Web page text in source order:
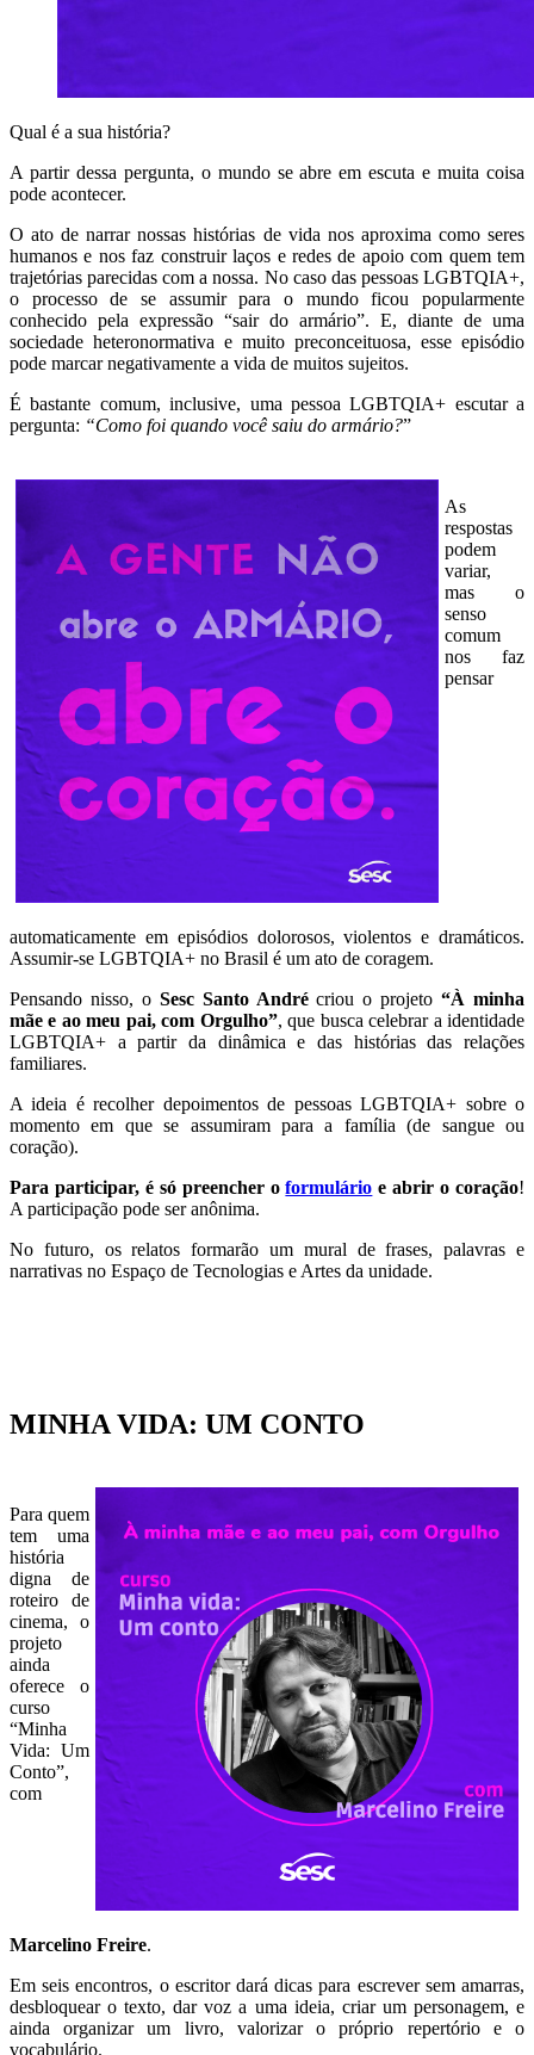
Qual é a sua história?
A partir dessa pergunta, o mundo se abre em escuta e muita coisa
pode acontecer.
O ato de narrar nossas histórias de vida nos aproxima como seres
humanos e nos faz construir laços e redes de apoio com quem tem
trajetórias parecidas com a nossa. No caso das pessoas LGBTQIA+,
o processo de se assumir para o mundo ficou popularmente
conhecido pela expressão “sair do armário”. E, diante de uma
sociedade heteronormativa e muito preconceituosa, esse episódio
pode marcar negativamente a vida de muitos sujeitos.
É bastante comum, inclusive, uma pessoa LGBTQIA+ escutar a
pergunta: “Como foi quando você saiu do armário?”
As
respostas
podem
variar,
mas o
senso
comum
nos faz
pensar
automaticamente em episódios dolorosos, violentos e dramáticos.
Assumir-se LGBTQIA+ no Brasil é um ato de coragem.
Pensando nisso, o Sesc Santo Andrécriou o projeto“À minha
mãe e ao meu pai, com Orgulho”, que busca celebrar a identidade
LGBTQIA+ a partir da dinâmica e das histórias das relações
familiares.
A ideia é recolher depoimentos de pessoas LGBTQIA+ sobre o
momento em que se assumiram para a família (de sangue ou
coração).
Para participar, é só preencher oformulário e abrir o coração!
A participação pode ser anônima.
No futuro, os relatos formarão um mural de frases, palavras e
narrativas no Espaço de Tecnologias e Artes da unidade.
MINHA VIDA: UM CONTO
Para quem
tem uma
história
digna de
roteiro de
cinema, o
projeto
ainda
oferece o
curso
“Minha
Vida: Um
Conto”,
com
Marcelino Freire.
Em seis encontros, o escritor dará dicas para escrever sem amarras,
desbloquear o texto, dar voz a uma ideia, criar um personagem, e
ainda organizar um livro, valorizar o próprio repertório e o
vocabulário.